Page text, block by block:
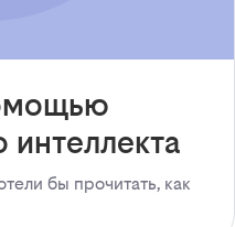
интеллекта
бы прочитать, как